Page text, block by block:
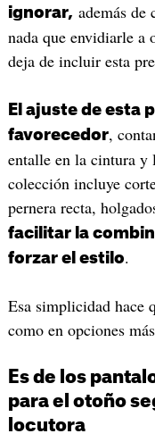
ignorar, además de
nada que envidiarle a
deja de incluir esta
El ajuste de esta
favorecedor,
entalle en la cintura y
colección incluye
pernera recta,
facilitar la
forzar el estilo.
Esa simplicidad hace
como en opciones
Es de los
para el otoño
locutora